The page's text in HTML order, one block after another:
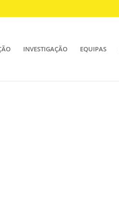
INVESTIGAÇÃO EQUIPAS